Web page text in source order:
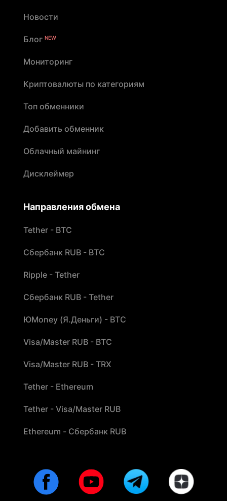
Новости
Блог NEW
Мониторинг
Криптовалюты по категориям
Топ обменники
Добавить обменник
Облачный майнинг
Дисклеймер
Направления обмена
Tether - BTC
Сбербанк RUB - BTC
Ripple - Tether
Сбербанк RUB - Tether
ЮMoney (Я.Деньги) - BTC
Visa/Master RUB - BTC
Visa/Master RUB - TRX
Tether - Ethereum
Tether - Visa/Master RUB
Ethereum - Сбербанк RUB